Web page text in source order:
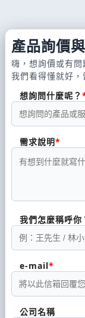
產品詢價
嗨，想詢價或有
我們看得懂就好
想詢問什麼呢？
需求說明
我們怎麼稱呼你
e-mail
公司名稱